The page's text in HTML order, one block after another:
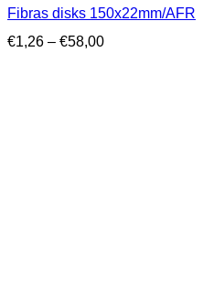
Fibras disks 150x22mm/AFR
€1,26 – €58,00Price